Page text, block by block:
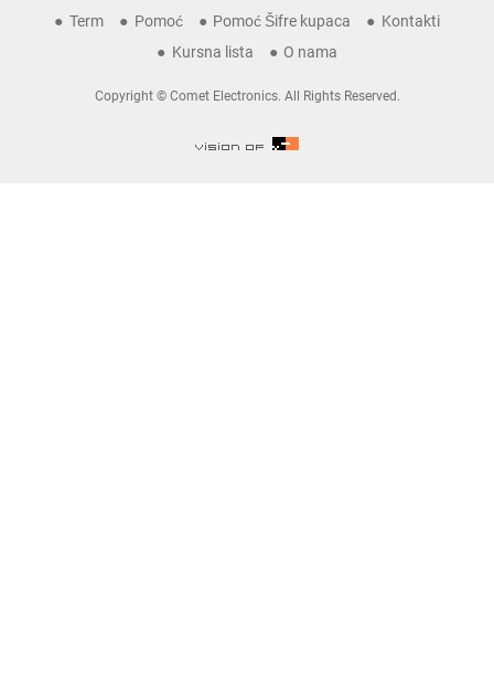
Term Pomoć Pomoć Šifre kupaca
Kontakti
Kursna lista
O nama
Copyright © Comet Electronics. All Rights Reserved.